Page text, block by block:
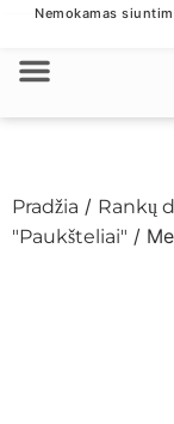
Nemokamas
Pradžia / Rankų
"Paukšteliai" /